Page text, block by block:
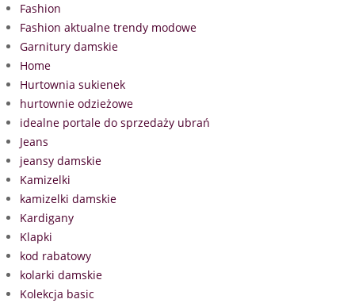
Fashion
Fashion aktualne trendy modowe
Garnitury damskie
Home
Hurtownia sukienek
hurtownie odzieżowe
idealne portale do sprzedaży ubrań
Jeans
jeansy damskie
Kamizelki
kamizelki damskie
Kardigany
Klapki
kod rabatowy
kolarki damskie
Kolekcja basic